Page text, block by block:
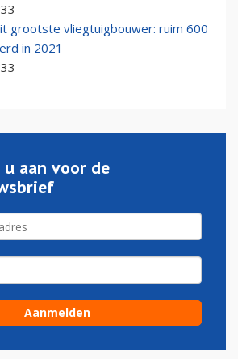
grootste vliegtuigbouwer: ruim 600
in 2021
u aan voor de